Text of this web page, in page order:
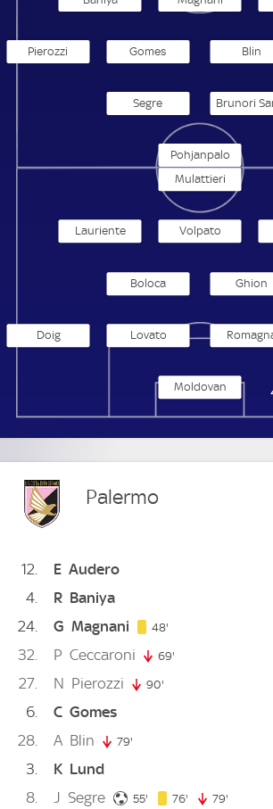
Pierozzi Gomes Blin
Segre
Pohjanpalo
US
Moldovan
Lovato
Doig
Ghion
Boloca
Volpato
Lauriente
Mulattieri
Palermo
12 E Audero
4
R Baniya
24
G Magnani 48'
32 P Ceccaroni 69'
27 N Pierozzi 90'
6 C Gomes
28
A Blin 79'
3 K Lund
8
J Segre 55' 55. minute
76' 76. minute
79'